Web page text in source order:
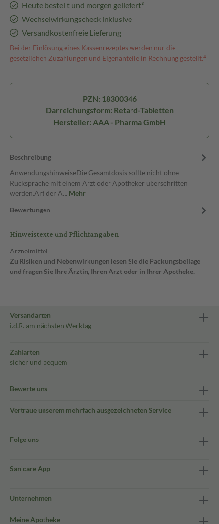
Heute bestellt und morgen geliefert³
Wechselwirkungscheck inklusive
Versandkostenfreie Lieferung
Bei der Einlösung eines Kassenrezeptes werden nur die
gesetzlichen Zuzahlungen und Eigenanteile in Rechnung gestellt.⁴
PZN: 18300346
Darreichungsform: Retard-Tabletten
Hersteller: AAA - Pharma GmbH
Beschreibung
AnwendungshinweiseDie Gesamtdosis sollte nicht ohne
Rücksprache mit einem Arzt oder Apotheker überschritten
werden.Art der A… Mehr
Bewertungen
Hinweistexte und Pflichtangaben
Arzneimittel
Zu Risiken und Nebenwirkungen lesen Sie die Packungsbeilage
und fragen Sie Ihre Ärztin, Ihren Arzt oder in Ihrer Apotheke.
Versandarten
i.d.R. am nächsten Werktag
Zahlarten
sicher und bequem
Bewerte uns
Vertraue unserem mehrfach ausgezeichneten Service
Folge uns
Sanicare App
Unternehmen
Meine Apotheke